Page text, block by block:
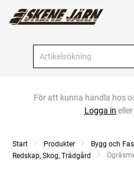
För att kunna handla hos
Logga in eller
Start Produkter
Bygg och
Redskap, Skog, Trädgård
Current: